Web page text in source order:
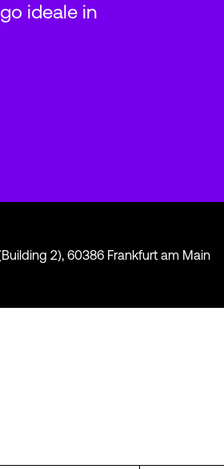
ideale in
2), 60386 Frankfurt am Main